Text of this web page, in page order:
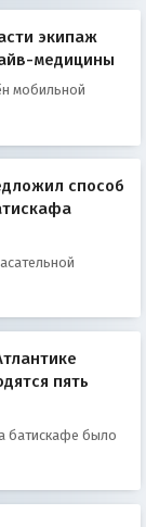
экипаж
медицины
мобильной
способ
пять
батискафе было